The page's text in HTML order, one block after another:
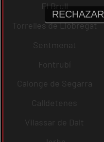
El Brull
Torrelles de Llobregat
Sentmenat
Fontrubí
Calonge de Segarra
Calldetenes
Vilassar de Dalt
RECHAZAR